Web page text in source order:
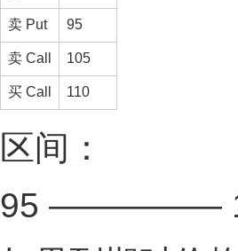
卖 Put 95
卖 Call 105
买 Call 110
区间：
95 —————